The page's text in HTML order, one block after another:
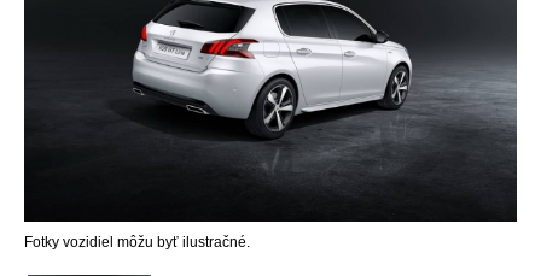
Fotky vozidiel môžu byť ilustračné.